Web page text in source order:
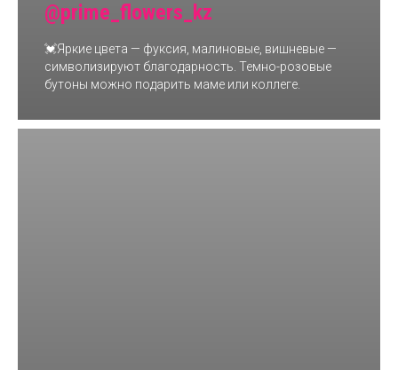
@prime_flowers_kz
💓Яркие цвета — фуксия, малиновые, вишневые —
символизируют благодарность. Темно-розовые
бутоны можно подарить маме или коллеге.